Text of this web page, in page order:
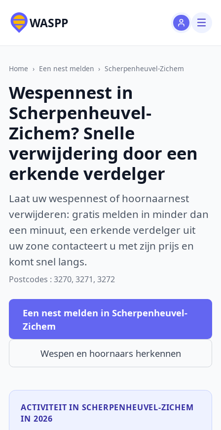
WASPP
Home › Een nest melden › Scherpenheuvel-Zichem
Wespennest in
Scherpenheuvel-
Zichem? Snelle
verwijdering door een
erkende verdelger
Laat uw wespennest of hoornaarnest
verwijderen: gratis melden in minder dan
een minuut, een erkende verdelger uit
uw zone contacteert u met zijn prijs en
komt snel langs.
Postcodes : 3270, 3271, 3272
Een nest melden in Scherpenheuvel-
Zichem
Wespen en hoornaars herkennen
ACTIVITEIT IN SCHERPENHEUVEL-ZICHEM
IN 2026